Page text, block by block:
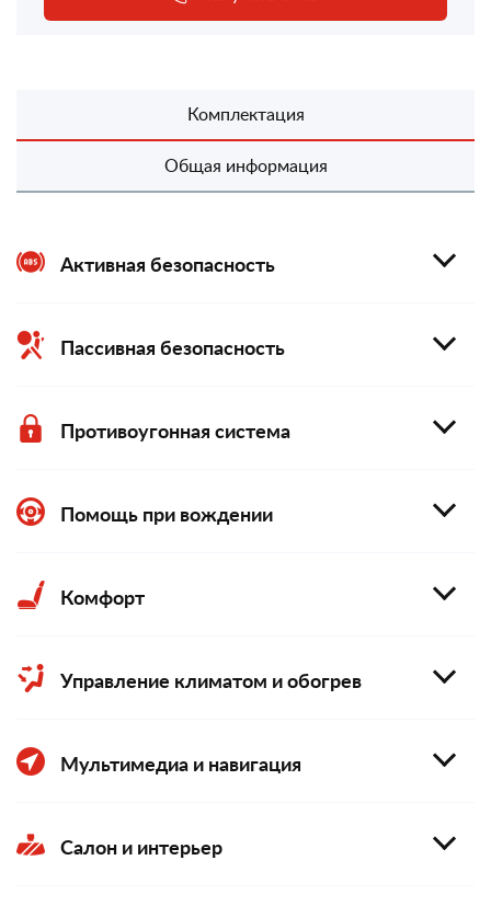
Комплектация
Общая информация
Активная безопасность
Пассивная безопасность
Противоугонная система
Помощь при вождении
Комфорт
Управление климатом и обогрев
Мультимедиа и навигация
Салон и интерьер